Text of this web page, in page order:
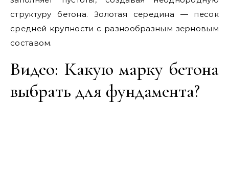
структуру бетона. Золотая середина — песок
средней крупности с разнообразным зерновым
составом.
Видео: Какую марку бетона
выбрать для фундамента?